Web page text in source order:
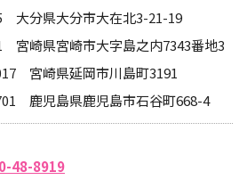
大分県大分市大在北3-21-19
宮崎県宮崎市大字島之内7343番地3
宮崎県延岡市川島町3191
鹿児島県鹿児島市石谷町668-4
48-8919